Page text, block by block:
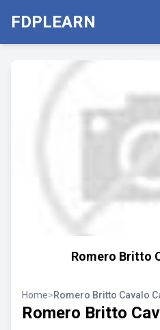
FDPLEARN
Romero Britto
Home>Romero Britto Cavalo
Romero Britto